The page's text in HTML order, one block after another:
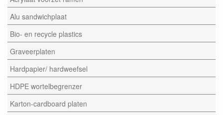
Alu sandwichplaat
Bio- en recycle plastics
Graveerplaten
Hardpapier/ hardweefsel
HDPE wortelbegrenzer
Karton-cardboard platen